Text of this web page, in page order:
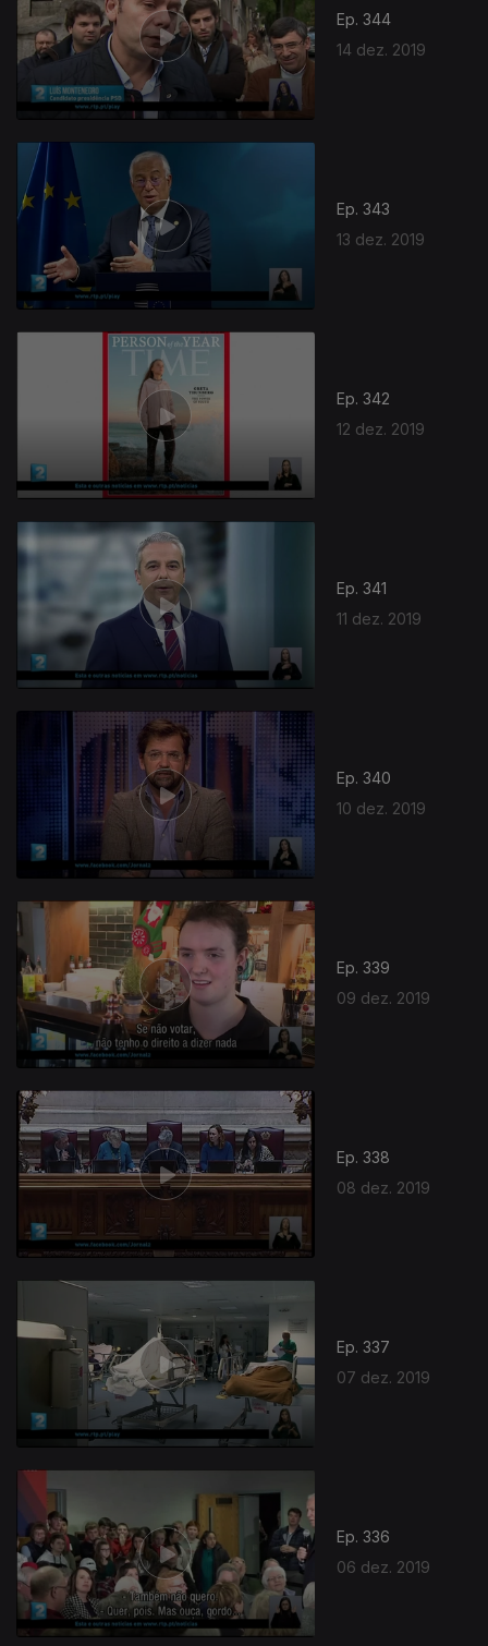
Ep. 344
14 dez. 2019
Ep. 343
13 dez. 2019
Ep. 342
12 dez. 2019
Ep. 341
11 dez. 2019
Ep. 340
10 dez. 2019
Ep. 339
09 dez. 2019
Ep. 338
08 dez. 2019
Ep. 337
07 dez. 2019
Ep. 336
06 dez. 2019
442962